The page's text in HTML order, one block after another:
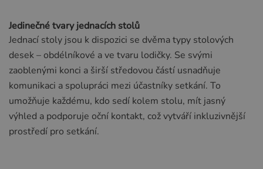
Jedinečné tvary jednacích stolů
Jednací stoly jsou k dispozici se dvěma typy stolových
desek – obdélníkové a ve tvaru lodičky. Se svými
zaoblenými konci a širší středovou částí usnadňuje
komunikaci a spolupráci mezi účastníky setkání. To
umožňuje každému, kdo sedí kolem stolu, mít jasný
výhled a podporuje oční kontakt, což vytváří inkluzivnější
prostředí pro setkání.